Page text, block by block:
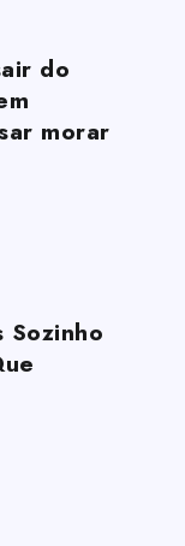
do
morar
Sozinho